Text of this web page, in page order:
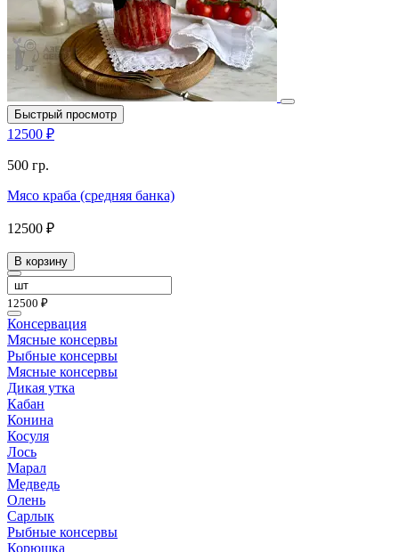
Быстрый просмотр
12500 ₽
500 гр.
Мясо краба (средняя банка)
12500 ₽
В корзину
12500 ₽
Консервация
Мясные консервы
Рыбные консервы
Мясные консервы
Дикая утка
Кабан
Конина
Косуля
Лось
Марал
Медведь
Олень
Сарлык
Рыбные консервы
Корюшка